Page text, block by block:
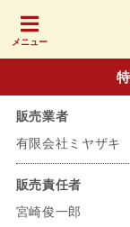
メニュー
販売業者
有限会社ミヤザキ
販売責任者
宮崎俊一郎